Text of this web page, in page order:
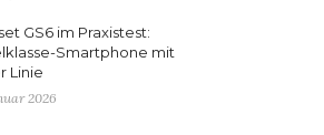
GS6 im Praxistest:
Smartphone mit
Linie
2026